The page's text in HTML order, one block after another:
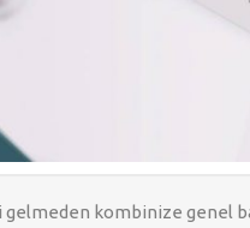
gelmeden kombinize genel